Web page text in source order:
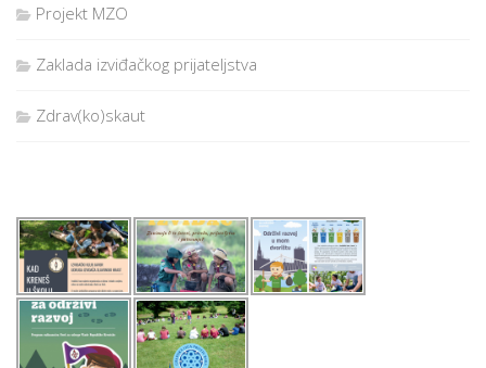
Projekt MZO
Zaklada izviđačkog prijateljstva
Zdrav(ko)skaut